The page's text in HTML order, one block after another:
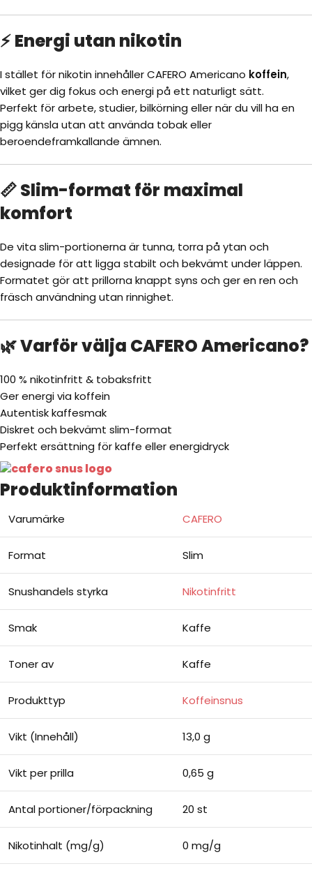
⚡ Energi utan nikotin
I stället för nikotin innehåller CAFERO Americano koffein,
vilket ger dig fokus och energi på ett naturligt sätt.
Perfekt för arbete, studier, bilkörning eller när du vill ha en
pigg känsla utan att använda tobak eller
beroendeframkallande ämnen.
📏 Slim-format för maximal
komfort
De vita slim-portionerna är tunna, torra på ytan och
designade för att ligga stabilt och bekvämt under läppen.
Formatet gör att prillorna knappt syns och ger en ren och
fräsch användning utan rinnighet.
🌿 Varför välja CAFERO Americano?
100 % nikotinfritt & tobaksfritt
Ger energi via koffein
Autentisk kaffesmak
Diskret och bekvämt slim-format
Perfekt ersättning för kaffe eller energidryck
Produktinformation
Varumärke CAFERO
Format Slim
Snushandels styrka Nikotinfritt
Smak Kaffe
Toner av Kaffe
Produkttyp Koffeinsnus
Vikt (Innehåll) 13,0 g
Vikt per prilla 0,65 g
Antal portioner/förpackning 20 st
Nikotinhalt (mg/g) 0 mg/g